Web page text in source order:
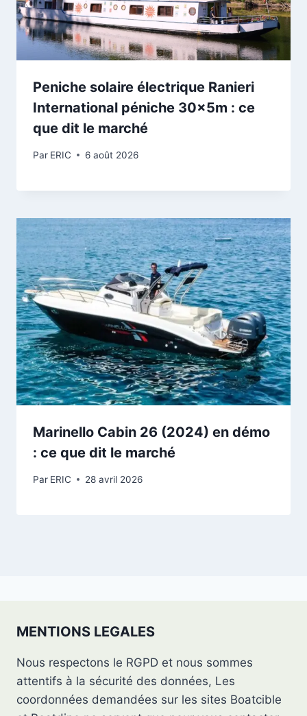
Peniche solaire électrique Ranieri
International péniche 30x5m : ce
que dit le marché
Par ERIC 6 août 2026
Marinello Cabin 26 (2024) en démo
: ce que dit le marché
Par ERIC 28 avril 2026
MENTIONS LEGALES
Nous respectons le RGPD et nous sommes
attentifs à la sécurité des données, Les
coordonnées demandées sur les sites Boatcible